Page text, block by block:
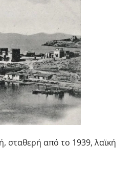
σταθερή από το 1939, λαϊκή